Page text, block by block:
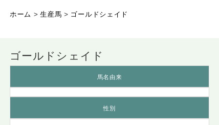
ホーム >生産馬 > ゴールドシェイド
ゴールドシェイド
馬名由来
性別